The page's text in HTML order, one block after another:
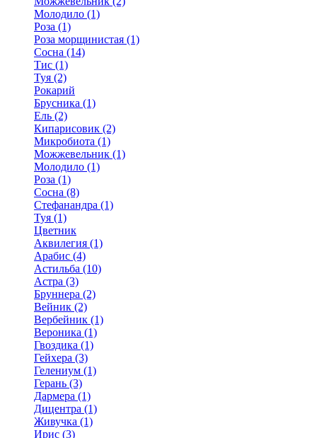
Молодило (1)
Роза (1)
Роза морщинистая (1)
Сосна (14)
Тис (1)
Туя (2)
Рокарий
Брусника (1)
Ель (2)
Кипарисовик (2)
Микробиота (1)
Можжевельник (1)
Молодило (1)
Роза (1)
Сосна (8)
Стефанандра (1)
Туя (1)
Цветник
Аквилегия (1)
Арабис (4)
Астильба (10)
Астра (3)
Бруннера (2)
Вейник (2)
Вербейник (1)
Вероника (1)
Гвоздика (1)
Гейхера (3)
Гелениум (1)
Герань (3)
Дармера (1)
Дицентра (1)
Живучка (1)
Ирис (3)